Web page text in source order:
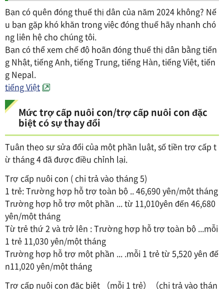
Bạn có quên đóng thuế thị dân của năm 2024 không? Nế
u bạn gặp khó khăn trong việc đóng thuế hãy nhanh chó
ng liên hệ cho chúng tôi.
Bạn có thể xem chế độ hoãn đóng thuế thị dân bằng tiến
g Nhật, tiếng Anh, tiếng Trung, tiếng Hàn, tiếng Việt, tiến
g Nepal.
tiếng Việt
Mức trợ cấp nuôi con/trợ cấp nuôi con đặc
biệt có sự thay đổi
Tuân theo sự sửa đổi của một phần luật, số tiền trợ cấp t
ừ tháng 4 đã được điều chỉnh lại.
Trợ cấp nuôi con ( chi trả vào tháng 5)
1 trẻ: Trường hợp hỗ trợ toàn bộ .. 46,690 yên/một tháng
Trường hợp hỗ trợ một phần ... từ 11,010yên đến 46,680
yên/một tháng
Từ trẻ thứ 2 và trở lên : Trường hợp hỗ trợ toàn bộ ...mỗi
1 trẻ 11,030 yên/một tháng
Trường hợp hỗ trợ một phần ... .mỗi 1 trẻ từ 5,520 yên đế
n11,020 yên/một tháng
Trợ cấp nuôi con đặc biệt （mỗi 1 trẻ）（chi trả vào thán